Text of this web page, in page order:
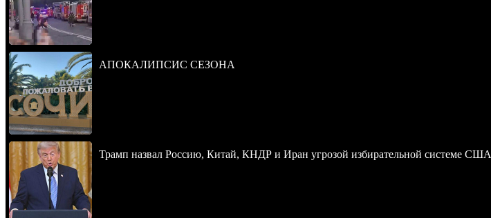
АПОКАЛИПСИС СЕЗОНА
Трамп назвал Россию, Китай, КНДР и Иран угрозой избирательной системе США